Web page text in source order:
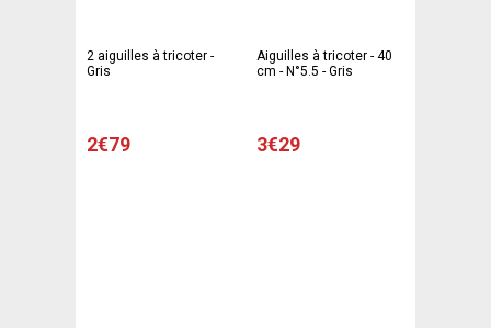
2 aiguilles à tricoter -
Gris
2€79
Aiguilles à tricoter - 40
cm - N°5.5 - Gris
3€29